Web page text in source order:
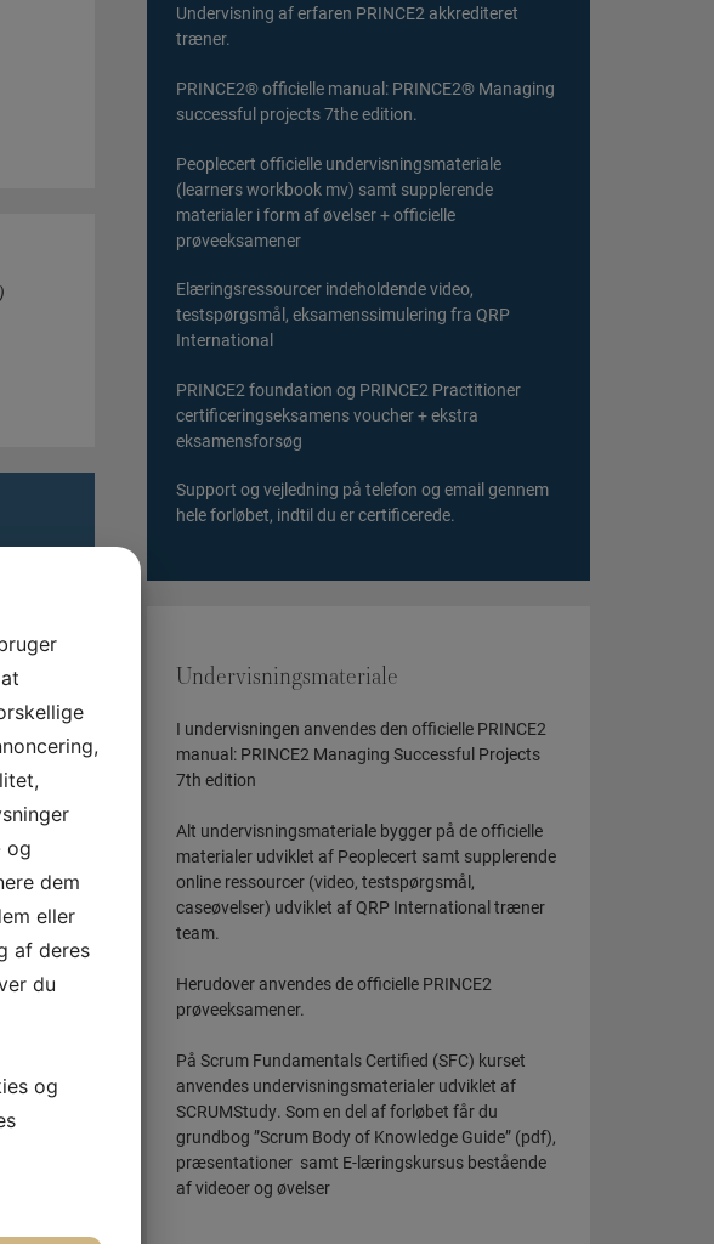
en
til
og
at
Undervisning af erfaren PRINCE2 akkrediteret
træner.
PRINCE2® officielle manual: PRINCE2® Managing
successful projects 7the edition.
Peoplecert officielle undervisningsmateriale
(learners workbook mv) samt supplerende
materialer i form af øvelser + officielle
prøveeksamener
Elæringsressourcer indeholdende video,
testspørgsmål, eksamenssimulering fra QRP
International
PRINCE2 foundation og PRINCE2 Practitioner
certificeringseksamens voucher + ekstra
eksamensforsøg
Support og vejledning på telefon og email gennem
hele forløbet, indtil du er certificerede.
Undervisningsmateriale
I undervisningen anvendes den officielle PRINCE2
manual: PRINCE2 Managing Successful Projects
7th edition
Alt undervisningsmateriale bygger på de officielle
materialer udviklet af Peoplecert samt supplerende
online ressourcer (video, testspørgsmål,
caseøvelser) udviklet af QRP International træner
team.
Herudover anvendes de officielle PRINCE2
prøveeksamener.
På Scrum Fundamentals Certified (SFC) kurset
anvendes undervisningsmaterialer udviklet af
SCRUMStudy. Som en del af forløbet får du
grundbog ”Scrum Body of Knowledge Guide” (pdf),
præsentationer samt E-læringskursus bestående
af videoer og øvelser
og
dem
eller
af deres
du
og